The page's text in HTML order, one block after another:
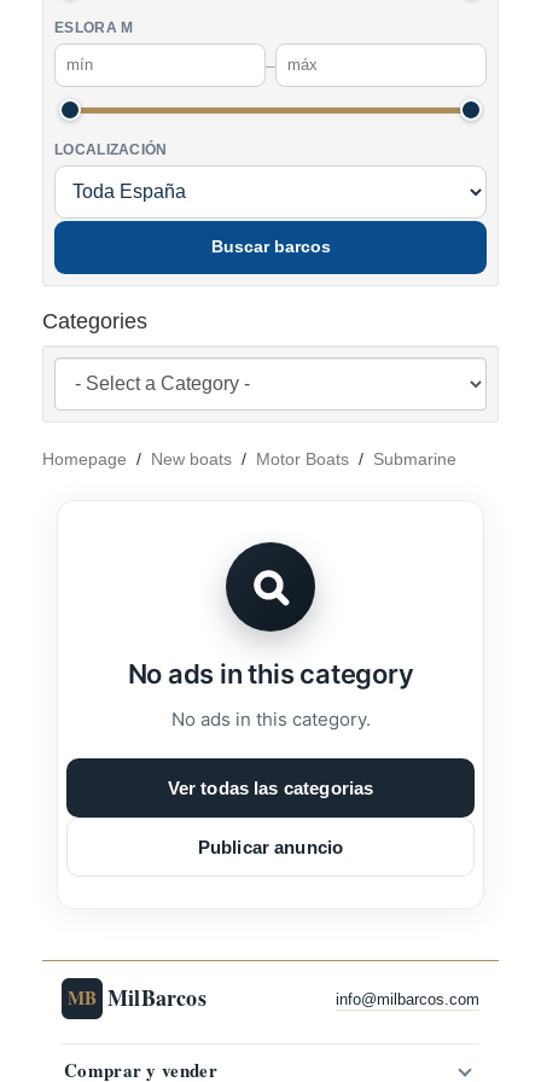
ESLORA M
–
LOCALIZACIÓN
Buscar barcos
Categories
Homepage / New boats / Motor Boats / Submarine
No ads in this category
No ads in this category.
Ver todas las categorias
Publicar anuncio
MB MilBarcos info@milbarcos.com
Comprar y vender